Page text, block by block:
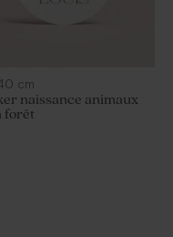
cm
naissance animaux
forêt